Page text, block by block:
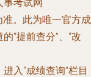
事考试网
。此为唯一官方成
“提前查分”、“改
入“成绩查询”栏目